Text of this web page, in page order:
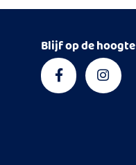
Blijf op de hoogte